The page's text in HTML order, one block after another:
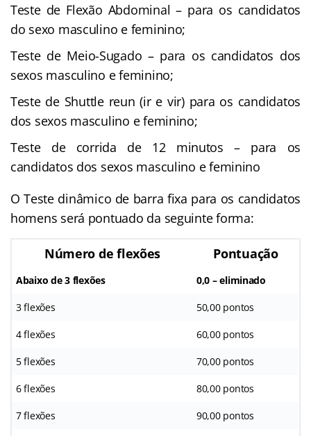
Teste de Flexão Abdominal – para os candidatos
do sexo masculino e feminino;
Teste de Meio-Sugado – para os candidatos dos
sexos masculino e feminino;
Teste de Shuttle reun (ir e vir) para os candidatos
dos sexos masculino e feminino;
Teste de corrida de 12 minutos – para os
candidatos dos sexos masculino e feminino
O Teste dinâmico de barra fixa para os candidatos
homens será pontuado da seguinte forma:
Número de flexões Pontuação
Abaixo de 3 flexões 0,0 – eliminado
3 flexões 50,00 pontos
4 flexões 60,00 pontos
5 flexões 70,00 pontos
6 flexões 80,00 pontos
7 flexões 90,00 pontos